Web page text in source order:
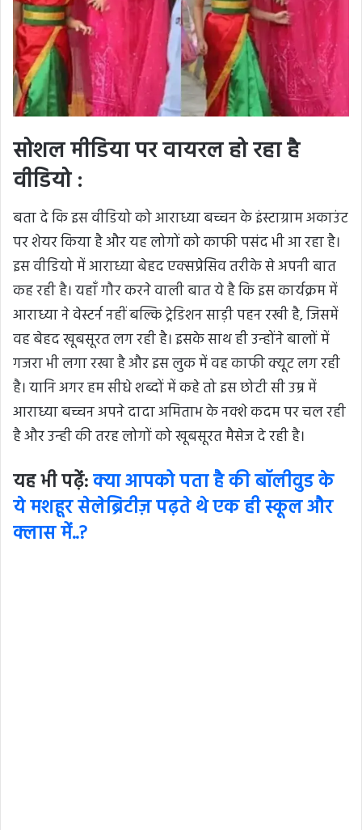
सोशल मीडिया पर वायरल हो रहा है
वीडियो :
बता दे कि इस वीडियो को आराध्या बच्चन के इंस्टाग्राम अकाउंट
पर शेयर किया है और यह लोगों को काफी पसंद भी आ रहा है।
इस वीडियो में आराध्या बेहद एक्सप्रेसिव तरीके से अपनी बात
कह रही है। यहाँ गौर करने वाली बात ये है कि इस कार्यक्रम में
आराध्या ने वेस्टर्न नहीं बल्कि ट्रेडिशन साड़ी पहन रखी है, जिसमें
वह बेहद खूबसूरत लग रही है। इसके साथ ही उन्होंने बालों में
गजरा भी लगा रखा है और इस लुक में वह काफी क्यूट लग रही
है। यानि अगर हम सीधे शब्दों में कहे तो इस छोटी सी उम्र में
आराध्या बच्चन अपने दादा अमिताभ के नक्शे कदम पर चल रही
है और उन्ही की तरह लोगों को खूबसूरत मैसेज दे रही है।
यह भी पढ़ें:क्या आपको पता है की बॉलीवुड के
ये मशहूर सेलेब्रिटीज़ पढ़ते थे एक ही स्कूल और
क्लास में..?